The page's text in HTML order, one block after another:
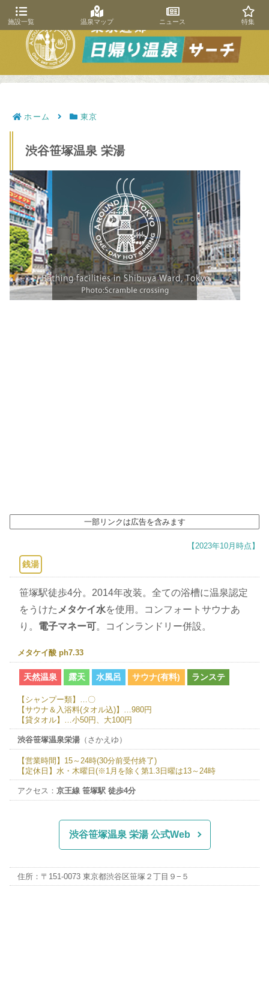
ホーム 東京
渋谷笹塚温泉 栄湯
一部リンクは広告を含みます
【2023年10月時点】
銭湯
笹塚駅徒歩4分。2014年改装。全ての浴槽に温泉認定
をうけたメタケイ水を使用。コンフォートサウナあ
り。 電子マネー可 。コインランドリー併設。
メタケイ酸 ph7.33
天然温泉 露天 水風呂 サウナ(有料) ランステ
【シャンプー類】…〇
【サウナ＆入浴料(タオル込)】…980円
【貸タオル】…小50円、大100円
渋谷笹塚温泉栄湯（さかえゆ）
【営業時間】15～24時(30分前受付終了)
【定休日】水・木曜日(※1月を除く第1.3日曜は13～24時
アクセス： 京王線 笹塚駅 徒歩4分
渋谷笹塚温泉 栄湯 公式Web
住所：〒151-0073 東京都渋谷区笹塚２丁目９−５
施設一覧 温泉マップ ニュース 特集